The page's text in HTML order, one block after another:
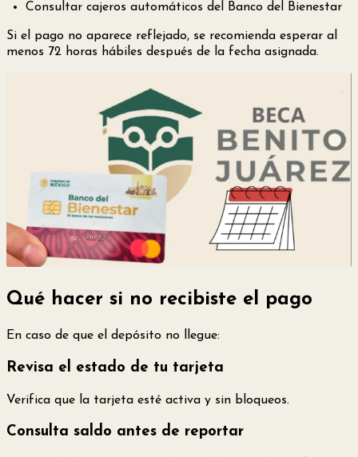
Consultar cajeros automáticos del Banco del Bienestar
Si el pago no aparece reflejado, se recomienda esperar al
menos 72 horas hábiles después de la fecha asignada.
Qué hacer si no recibiste el pago
En caso de que el depósito no llegue:
Revisa el estado de tu tarjeta
Verifica que la tarjeta esté activa y sin bloqueos.
Consulta saldo antes de reportar